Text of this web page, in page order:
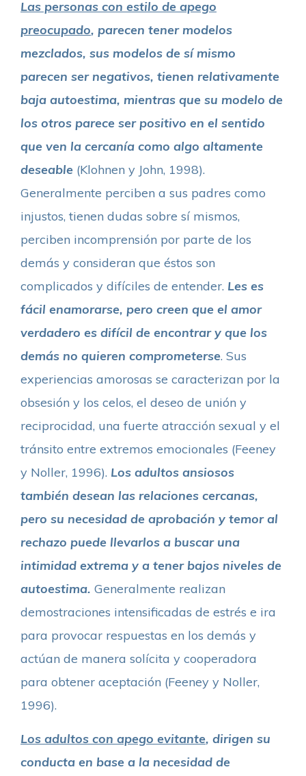
Las personas con estilo de apego
preocupado, parecen tener modelos
mezclados, sus modelos de sí mismo
parecen ser negativos, tienen relativamente
baja autoestima, mientras que su modelo de
los otros parece ser positivo en el sentido
que ven la cercanía como algo altamente
deseable (Klohnen y John, 1998).
Generalmente perciben a sus padres como
injustos, tienen dudas sobre sí mismos,
perciben incomprensión por parte de los
demás y consideran que éstos son
complicados y difíciles de entender. Les es
fácil enamorarse, pero creen que el amor
verdadero es difícil de encontrar y que los
demás no quieren comprometerse. Sus
experiencias amorosas se caracterizan por la
obsesión y los celos, el deseo de unión y
reciprocidad, una fuerte atracción sexual y el
tránsito entre extremos emocionales (Feeney
y Noller, 1996). Los adultos ansiosos
también desean las relaciones cercanas,
pero su necesidad de aprobación y temor al
rechazo puede llevarlos a buscar una
intimidad extrema y a tener bajos niveles de
autoestima. Generalmente realizan
demostraciones intensificadas de estrés e ira
para provocar respuestas en los demás y
actúan de manera solícita y cooperadora
para obtener aceptación (Feeney y Noller,
1996).
Los adultos con apego evitante, dirigen su
conducta en base a la necesidad de